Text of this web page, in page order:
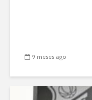
9 meses ago